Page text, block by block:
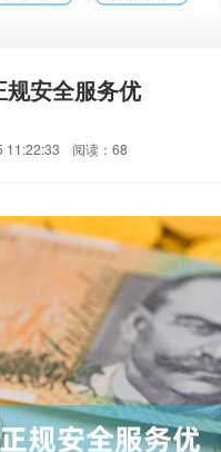
安全服务优
11:22:33 阅读：68